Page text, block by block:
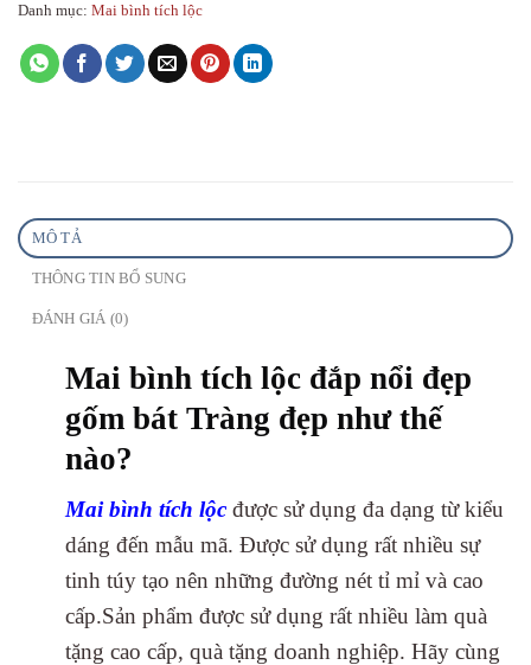
Danh mục: Mai bình tích lộc
MÔ TẢ
THÔNG TIN BỔ SUNG
ĐÁNH GIÁ (0)
Mai bình tích lộc đắp nổi đẹp
gốm bát Tràng đẹp như thế
nào?
Mai bình tích lộc được sử dụng đa dạng từ kiểu
dáng đến mẫu mã. Được sử dụng rất nhiều sự
tinh túy tạo nên những đường nét tỉ mỉ và cao
cấp.Sản phẩm được sử dụng rất nhiều làm quà
tặng cao cấp, quà tặng doanh nghiệp. Hãy cùng